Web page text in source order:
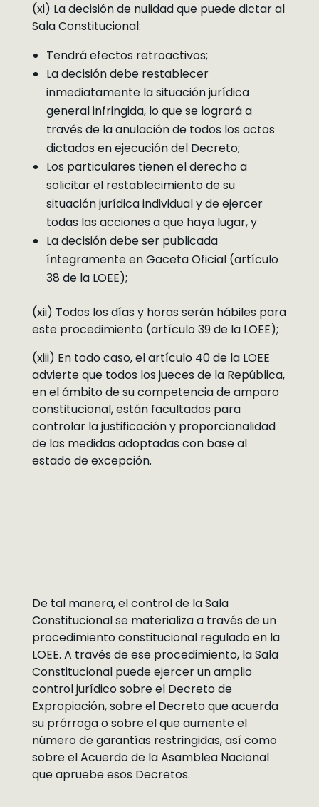
(xi) La decisión de nulidad que puede dictar al
Sala Constitucional:
Tendrá efectos retroactivos;
La decisión debe restablecer
inmediatamente la situación jurídica
general infringida, lo que se logrará a
través de la anulación de todos los actos
dictados en ejecución del Decreto;
Los particulares tienen el derecho a
solicitar el restablecimiento de su
situación jurídica individual y de ejercer
todas las acciones a que haya lugar, y
La decisión debe ser publicada
íntegramente en Gaceta Oficial (artículo
38 de la LOEE);
(xii) Todos los días y horas serán hábiles para
este procedimiento (artículo 39 de la LOEE);
(xiii) En todo caso, el artículo 40 de la LOEE
advierte que todos los jueces de la República,
en el ámbito de su competencia de amparo
constitucional, están facultados para
controlar la justificación y proporcionalidad
de las medidas adoptadas con base al
estado de excepción.
De tal manera, el control de la Sala
Constitucional se materializa a través de un
procedimiento constitucional regulado en la
LOEE. A través de ese procedimiento, la Sala
Constitucional puede ejercer un amplio
control jurídico sobre el Decreto de
Expropiación, sobre el Decreto que acuerda
su prórroga o sobre el que aumente el
número de garantías restringidas, así como
sobre el Acuerdo de la Asamblea Nacional
que apruebe esos Decretos.